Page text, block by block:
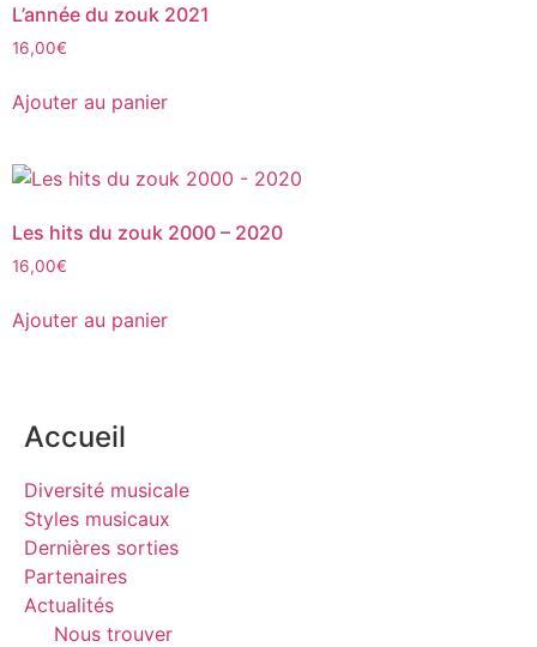
L’année du zouk 2021
16,00€
Ajouter au panier
Les hits du zouk 2000 – 2020
16,00€
Ajouter au panier
Accueil
Diversité musicale
Styles musicaux
Dernières sorties
Partenaires
Actualités
Nous trouver